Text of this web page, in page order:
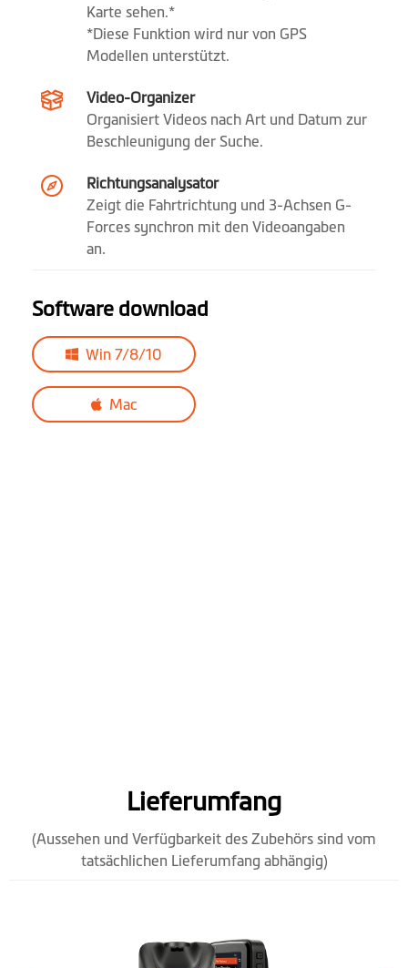
Karte sehen.*
*Diese Funktion wird nur von GPS
Modellen unterstützt.
Video-Organizer
Organisiert Videos nach Art und Datum zur
Beschleunigung der Suche.
Richtungsanalysator
Zeigt die Fahrtrichtung und 3-Achsen G-
Forces synchron mit den Videoangaben
an.
Software download
Win 7/8/10
Mac
Lieferumfang
(Aussehen und Verfügbarkeit des Zubehörs sind vom
tatsächlichen Lieferumfang abhängig)